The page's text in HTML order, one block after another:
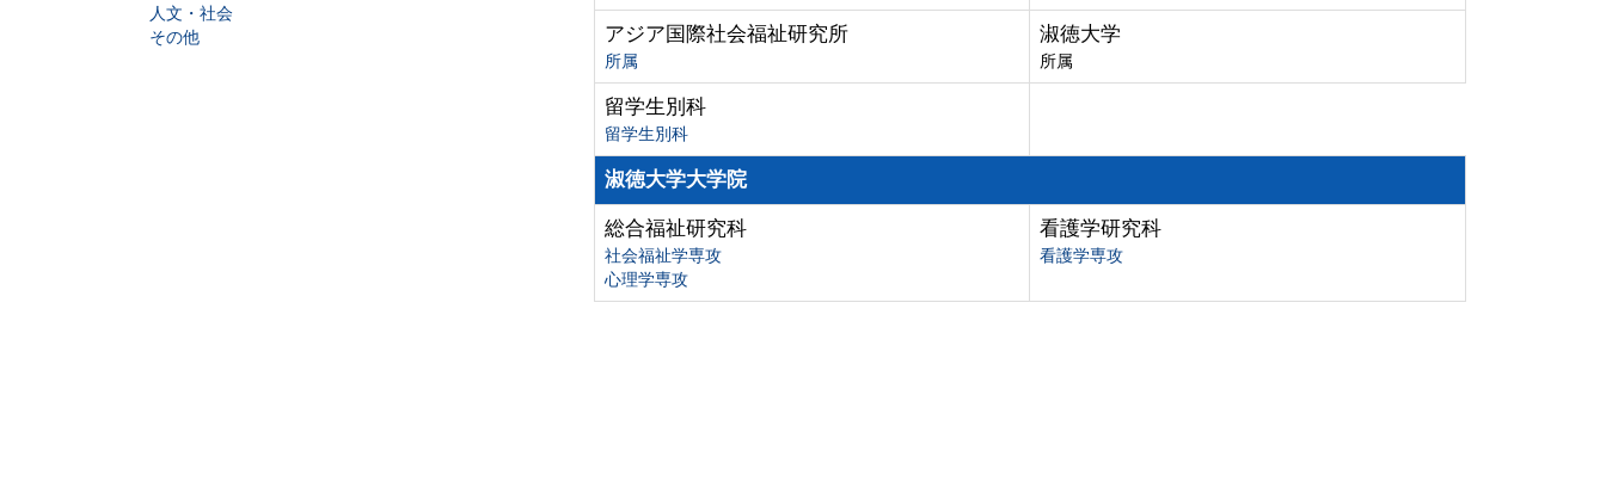
人文・社会
その他
アジア国際社会福祉研究所
所属
淑徳大学
所属
留学生別科
留学生別科
淑徳大学大学院
総合福祉研究科
社会福祉学専攻
心理学専攻
看護学研究科
看護学専攻